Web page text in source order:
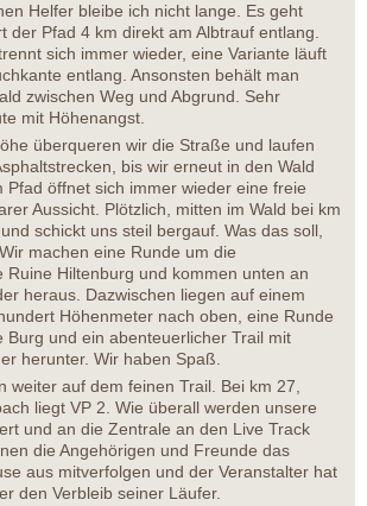
Helfer bleibe ich nicht lange. Es geht
der Pfad 4 km direkt am Albtrauf entlang.
sich immer wieder, eine Variante läuft
entlang. Ansonsten behält man
zwischen Weg und Abgrund. Sehr
mit Höhenangst.
überqueren wir die Straße und laufen
bis wir erneut in den Wald
Pfad öffnet sich immer wieder eine freie
Aussicht. Plötzlich, mitten im Wald bei km
schickt uns steil bergauf. Was das soll,
machen eine Runde um die
Ruine Hiltenburg und kommen unten an
heraus. Dazwischen liegen auf einem
Höhenmeter nach oben, eine Runde
Burg und ein abenteuerlicher Trail mit
herunter. Wir haben Spaß.
weiter auf dem feinen Trail. Bei km 27,
liegt VP 2. Wie überall werden unsere
und an die Zentrale an den Live Track
die Angehörigen und Freunde das
aus mitverfolgen und der Veranstalter hat
den Verbleib seiner Läufer.